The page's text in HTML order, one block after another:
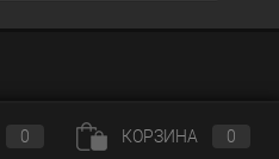
0 КОРЗИНА 0